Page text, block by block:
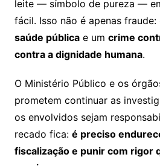
leite — símbolo de pureza —
fácil. Isso não é apenas fraude:
saúde públicae um crime
contra a dignidade humana.
O Ministério Público e os
prometem continuar as
os envolvidos sejam
recado fica: é preciso
fiscalização e punir com rigor